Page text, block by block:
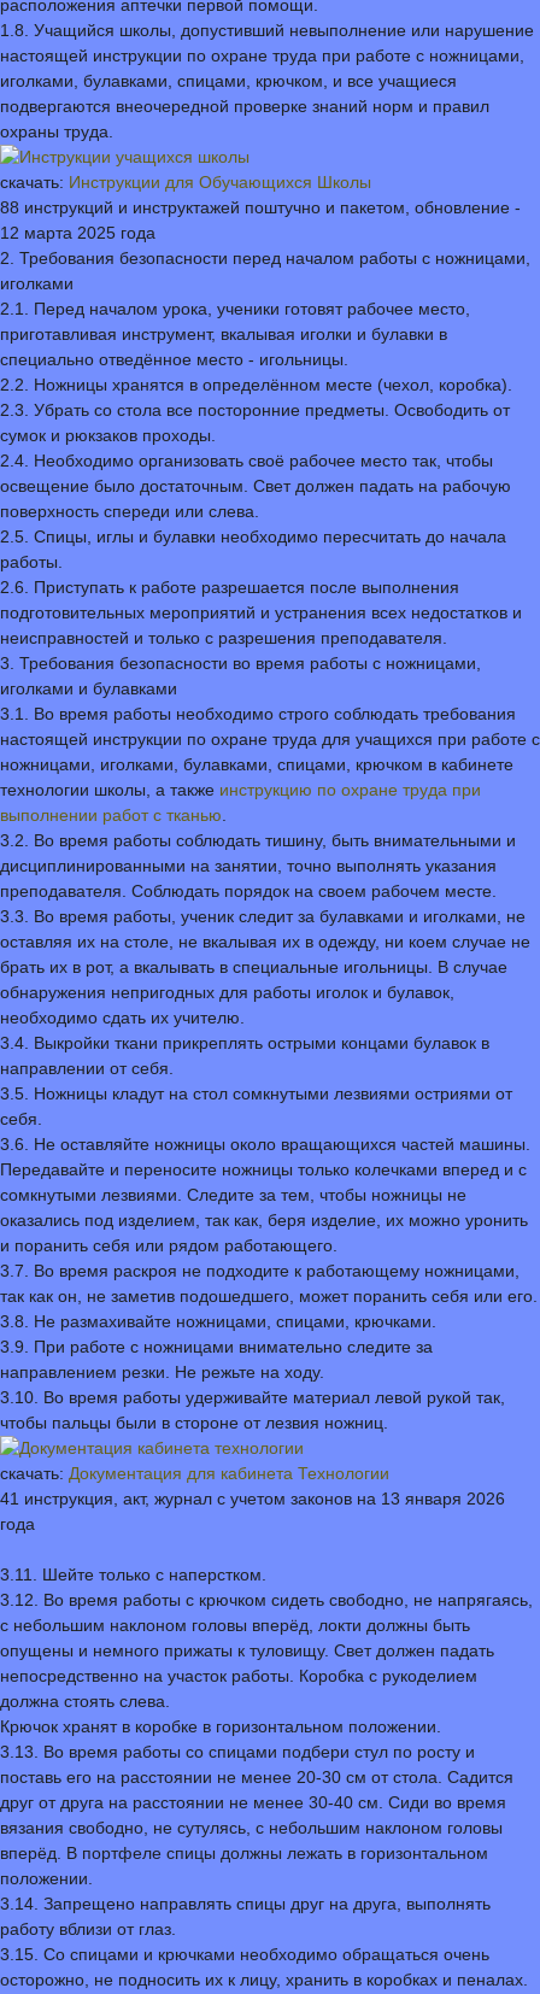
расположения аптечки первой помощи.
1.8. Учащийся школы, допустивший невыполнение или нарушение
настоящей инструкции по охране труда при работе с ножницами,
иголками, булавками, спицами, крючком, и все учащиеся
подвергаются внеочередной проверке знаний норм и правил
охраны труда.
скачать: Инструкции для Обучающихся Школы
88 инструкций и инструктажей поштучно и пакетом, обновление -
12 марта 2025 года
2. Требования безопасности перед началом работы с ножницами,
иголками
2.1. Перед началом урока, ученики готовят рабочее место,
приготавливая инструмент, вкалывая иголки и булавки в
специально отведённое место - игольницы.
2.2. Ножницы хранятся в определённом месте (чехол, коробка).
2.3. Убрать со стола все посторонние предметы. Освободить от
сумок и рюкзаков проходы.
2.4. Необходимо организовать своё рабочее место так, чтобы
освещение было достаточным. Свет должен падать на рабочую
поверхность спереди или слева.
2.5. Спицы, иглы и булавки необходимо пересчитать до начала
работы.
2.6. Приступать к работе разрешается после выполнения
подготовительных мероприятий и устранения всех недостатков и
неисправностей и только с разрешения преподавателя.
3. Требования безопасности во время работы с ножницами,
иголками и булавками
3.1. Во время работы необходимо строго соблюдать требования
настоящей инструкции по охране труда для учащихся при работе с
ножницами, иголками, булавками, спицами, крючком в кабинете
технологии школы, а также инструкцию по охране труда при
выполнении работ с тканью
3.2. Во время работы соблюдать тишину, быть внимательными и
дисциплинированными на занятии, точно выполнять указания
преподавателя. Соблюдать порядок на своем рабочем месте.
3.3. Во время работы, ученик следит за булавками и иголками, не
оставляя их на столе, не вкалывая их в одежду, ни коем случае не
брать их в рот, а вкалывать в специальные игольницы. В случае
обнаружения непригодных для работы иголок и булавок,
необходимо сдать их учителю.
3.4. Выкройки ткани прикреплять острыми концами булавок в
направлении от себя.
3.5. Ножницы кладут на стол сомкнутыми лезвиями остриями от
себя.
3.6. Не оставляйте ножницы около вращающихся частей машины.
Передавайте и переносите ножницы только колечками вперед и с
сомкнутыми лезвиями. Следите за тем, чтобы ножницы не
оказались под изделием, так как, беря изделие, их можно уронить
и поранить себя или рядом работающего.
3.7. Во время раскроя не подходите к работающему ножницами,
так как он, не заметив подошедшего, может поранить себя или его.
3.8. Не размахивайте ножницами, спицами, крючками.
3.9. При работе с ножницами внимательно следите за
направлением резки. Не режьте на ходу.
3.10. Во время работы удерживайте материал левой рукой так,
чтобы пальцы были в стороне от лезвия ножниц.
скачать: Документация для кабинета Технологии
41 инструкция, акт, журнал с учетом законов на 13 января 2026
года
3.11. Шейте только с наперстком.
3.12. Во время работы с крючком сидеть свободно, не напрягаясь,
с небольшим наклоном головы вперёд, локти должны быть
опущены и немного прижаты к туловищу. Свет должен падать
непосредственно на участок работы. Коробка с рукоделием
должна стоять слева.
Крючок хранят в коробке в горизонтальном положении.
3.13. Во время работы со спицами подбери стул по росту и
поставь его на расстоянии не менее 20-30 см от стола. Садится
друг от друга на расстоянии не менее 30-40 см. Сиди во время
вязания свободно, не сутулясь, с небольшим наклоном головы
вперёд. В портфеле спицы должны лежать в горизонтальном
положении.
3.14. Запрещено направлять спицы друг на друга, выполнять
работу вблизи от глаз.
3.15. Со спицами и крючками необходимо обращаться очень
осторожно, не подносить их к лицу, хранить в коробках и пеналах.